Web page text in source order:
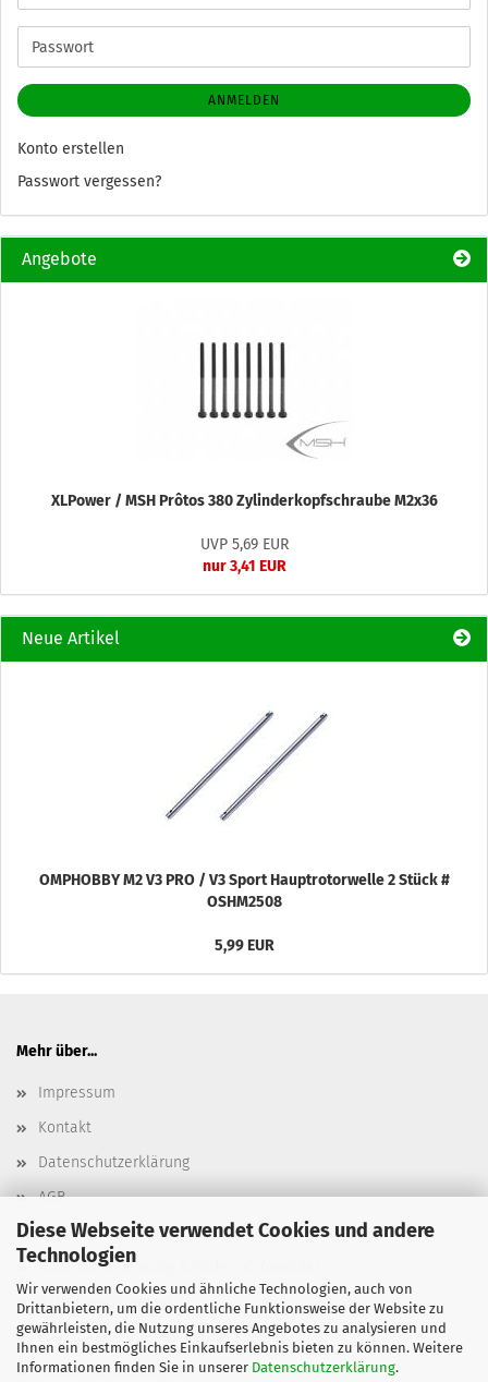
Diese Webseite verwendet Cookies und andere
Technologien
Wir verwenden Cookies und ähnliche Technologien, auch von
Drittanbietern, um die ordentliche Funktionsweise der Website zu
gewährleisten, die Nutzung unseres Angebotes zu analysieren und
Ihnen ein bestmögliches Einkaufserlebnis bieten zu können. Weitere
Informationen finden Sie in unserer Datenschutzerklärung.
Mail-
Adresse
Passwort
ANMELDEN
Konto erstellen
Passwort vergessen?
Angebote
XLPower / MSH Prôtos 380 Zylinderkopfschraube M2x36
UVP 5,69 EUR
nur 3,41 EUR
Neue Artikel
OMPHOBBY M2 V3 PRO / V3 Sport Hauptrotorwelle 2 Stück #
OSHM2508
5,99 EUR
Mehr über...
Impressum
Kontakt
Datenschutzerklärung
AGB
Versand- & Zahlungsbedingungen, Versandkosten
Widerrufsbelehrung & Widerrufsformular
Batterieentsorgung
Elektroaltgeräteentsorgung
Cookie Einstellungen